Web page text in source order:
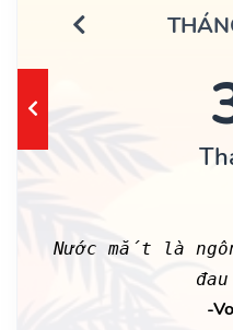
Nước mắt là
-